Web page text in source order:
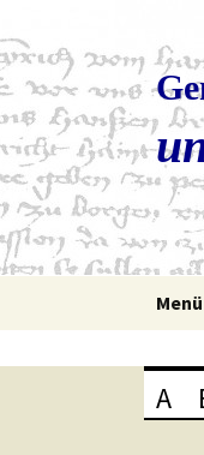
Menü
A